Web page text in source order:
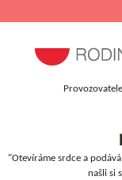
"Otevíráme srdce a
našli si